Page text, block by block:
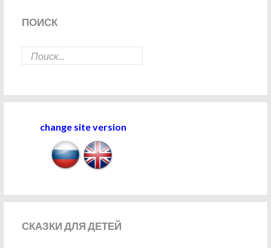
ПОИСК
change site version
СКАЗКИДЛЯ ДЕТЕЙ